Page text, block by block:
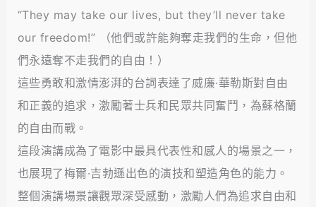
“They may take our lives, but they’ll never take
our freedom!” （他們或許能夠奪走我們的生命，但他
們永遠奪不走我們的自由！）
這些勇敢和激情澎湃的台詞表達了威廉·華勒斯對自由
和正義的追求，激勵著士兵和民眾共同奮鬥，為蘇格蘭
的自由而戰。
這段演講成為了電影中最具代表性和感人的場景之一，
也展現了梅爾·吉勃遜出色的演技和塑造角色的能力。
整個演講場景讓觀眾深受感動，激勵人們為追求自由和